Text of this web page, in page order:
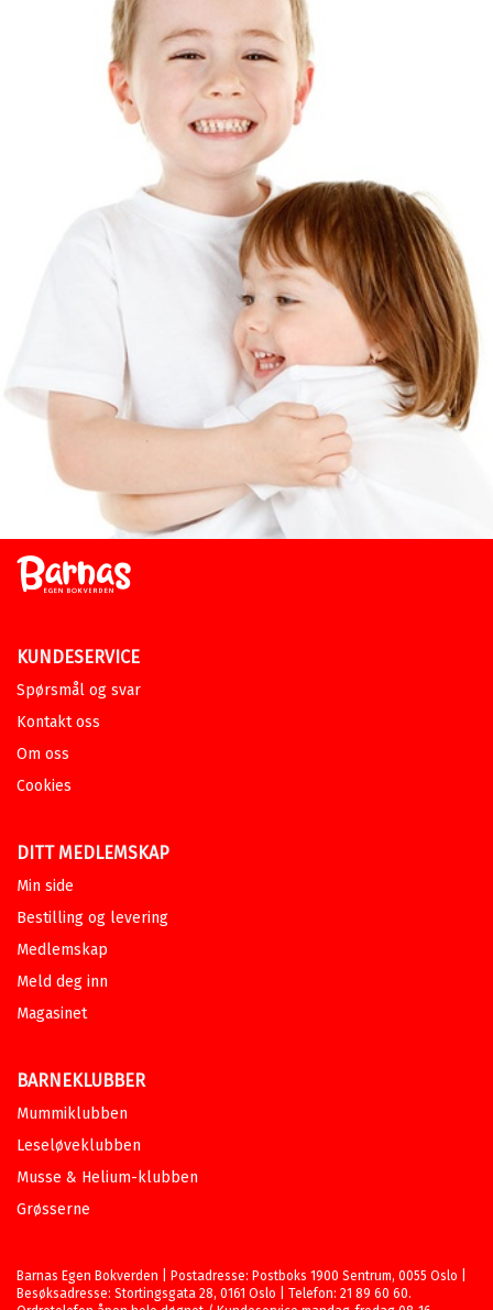
KUNDESERVICE
Spørsmål og svar
Kontakt oss
Om oss
Cookies
DITT MEDLEMSKAP
Min side
Bestilling og levering
Medlemskap
Meld deg inn
Magasinet
BARNEKLUBBER
Mummiklubben
Leseløveklubben
Musse & Helium-klubben
Grøsserne
Barnas Egen Bokverden | Postadresse: Postboks 1900 Sentrum, 0055 Oslo |
Besøksadresse: Stortingsgata 28, 0161 Oslo | Telefon: 21 89 60 60.